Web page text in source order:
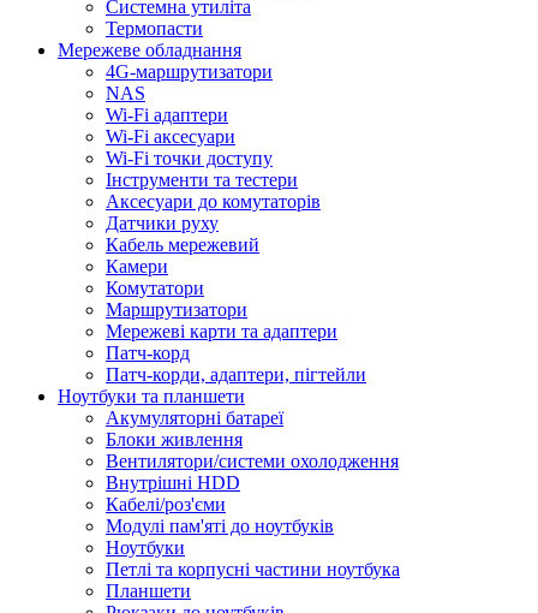
Системна утиліта
Термопасти
Мережеве обладнання
4G-маршрутизатори
NAS
Wi-Fi адаптери
Wi-Fi аксесуари
Wi-Fi точки доступу
Інструменти та тестери
Аксесуари до комутаторів
Датчики руху
Кабель мережевий
Камери
Комутатори
Маршрутизатори
Мережеві карти та адаптери
Патч-корд
Патч-корди, адаптери, пігтейли
Ноутбуки та планшети
Акумуляторні батареї
Блоки живлення
Вентилятори/системи охолодження
Внутрішні HDD
Кабелі/роз'єми
Модулі пам'яті до ноутбуків
Ноутбуки
Петлі та корпусні частини ноутбука
Планшети